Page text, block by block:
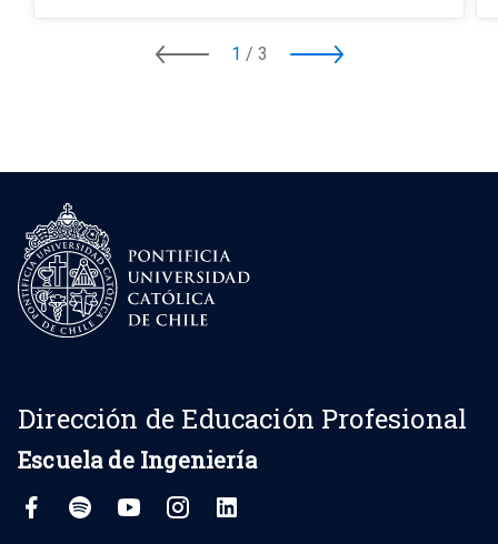
1 / 3
Dirección de Educación Profesional
Escuela de Ingeniería